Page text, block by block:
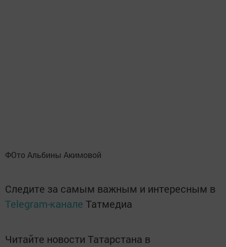
ФОто Альбины Акимовой
Следите за самым важным и интересным в
Telegram-канале Татмедиа
Читайте новости Татарстана в